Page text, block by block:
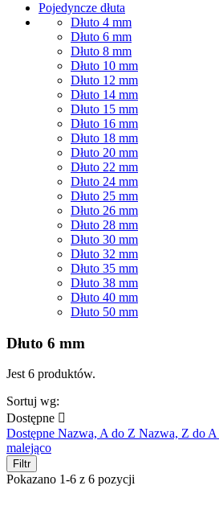
Pojedyncze dłuta
Dłuto 4 mm
Dłuto 6 mm
Dłuto 8 mm
Dłuto 10 mm
Dłuto 12 mm
Dłuto 14 mm
Dłuto 15 mm
Dłuto 16 mm
Dłuto 18 mm
Dłuto 20 mm
Dłuto 22 mm
Dłuto 24 mm
Dłuto 25 mm
Dłuto 26 mm
Dłuto 28 mm
Dłuto 30 mm
Dłuto 32 mm
Dłuto 35 mm
Dłuto 38 mm
Dłuto 40 mm
Dłuto 50 mm
Dłuto 6 mm
Jest 6 produktów.
Sortuj wg:
Dostępne 
Dostępne Nazwa, A do Z Nazwa, Z do A
malejąco
Filtr
Pokazano 1-6 z 6 pozycji